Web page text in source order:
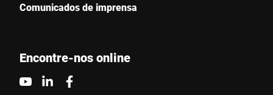
Comunicados de imprensa
Encontre-nos online